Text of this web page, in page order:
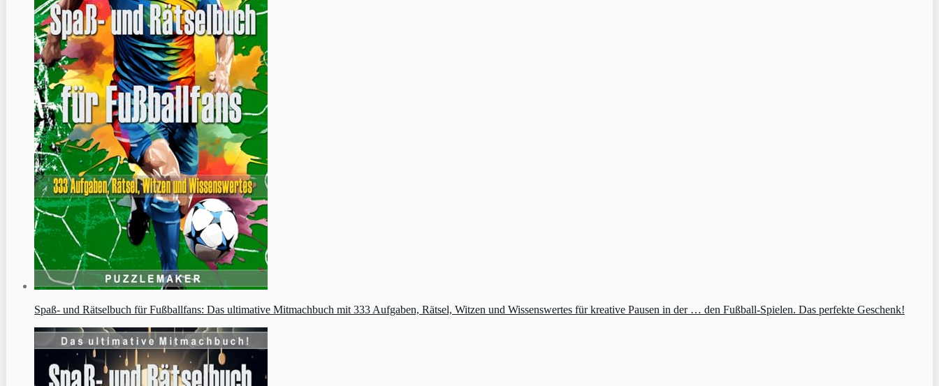
Spaß- und Rätselbuch für Fußballfans: Das ultimative Mitmachbuch mit 333 Aufgaben, Rätsel, Witzen und Wissenswertes für kreative Pausen in der … den Fußball-Spielen. Das perfekte Geschenk!